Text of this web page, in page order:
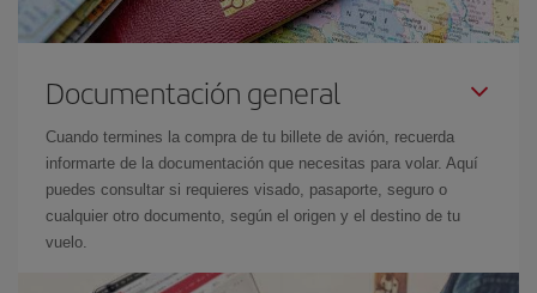
Documentación general
Cuando termines la compra de tu billete de avión, recuerda
informarte de la documentación que necesitas para volar. Aquí
puedes consultar si requieres visado, pasaporte, seguro o
cualquier otro documento, según el origen y el destino de tu
vuelo.